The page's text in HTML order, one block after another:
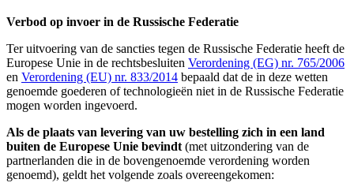
Verbod op invoer in de Russische Federatie
Ter uitvoering van de sancties tegen de Russische Federatie heeft de
Europese Unie in de rechtsbesluiten Verordening (EG) nr. 765/2006
en Verordening (EU) nr. 833/2014 bepaald dat de in deze wetten
genoemde goederen of technologieën niet in de Russische Federatie
mogen worden ingevoerd.
Als de plaats van levering van uw bestelling zich in een land
buiten de Europese Unie bevindt (met uitzondering van de
partnerlanden die in de bovengenoemde verordening worden
genoemd), geldt het volgende zoals overeengekomen: